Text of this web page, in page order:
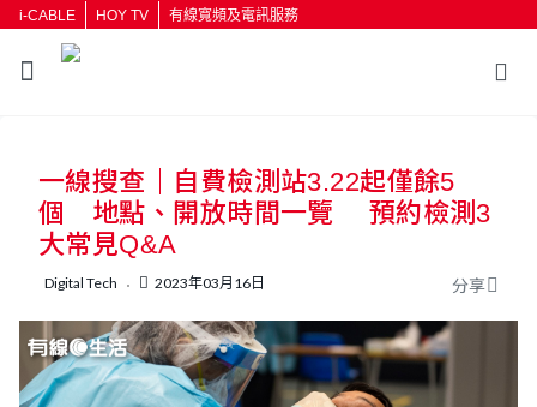
i-CABLE HOY TV 有線寬頻及電訊服務
按輸入鍵開始搜尋
一線搜查｜自費檢測站3.22起僅餘5
個 地點、開放時間一覽 預約檢測3
大常見Q&A
Digital Tech 2023年03月16日 分享